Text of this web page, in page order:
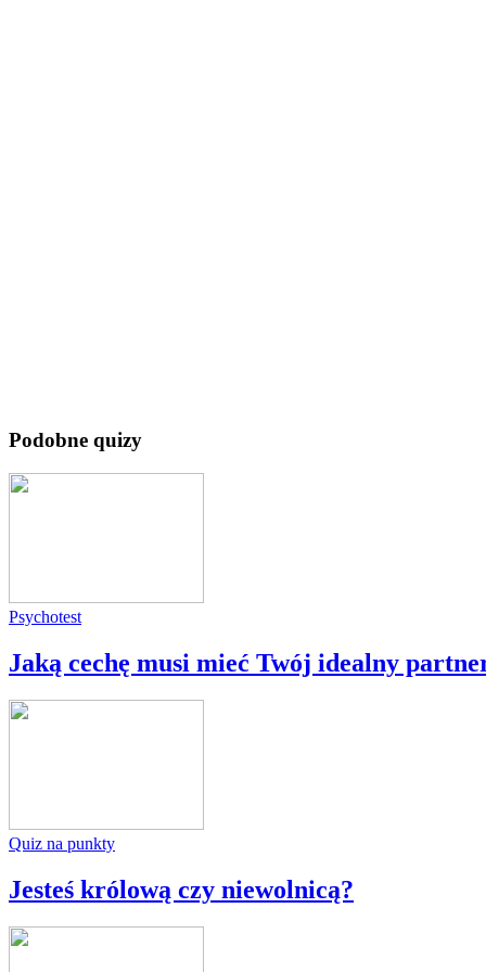
Podobne quizy
Psychotest
Jaką cechę musi mieć Twój idealny
Quiz na punkty
Jesteś królową czy niewolnicą?